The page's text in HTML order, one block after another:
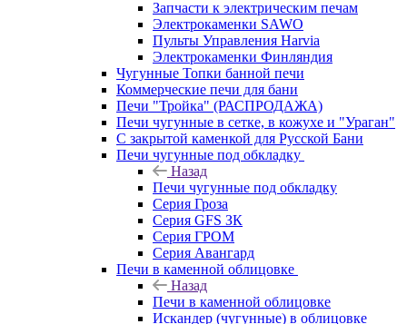
Запчасти к электрическим печам
Электрокаменки SAWO
Пульты Управления Harvia
Электрокаменки Финляндия
Чугунные Топки банной печи
Коммерческие печи для бани
Печи "Тройка" (РАСПРОДАЖА)
Печи чугунные в сетке, в кожухе и "Ураган"
С закрытой каменкой для Русской Бани
Печи чугунные под обкладку
Назад
Печи чугунные под обкладку
Серия Гроза
Серия GFS ЗК
Серия ГРОМ
Серия Авангард
Печи в каменной облицовке
Назад
Печи в каменной облицовке
Искандер (чугунные) в облицовке